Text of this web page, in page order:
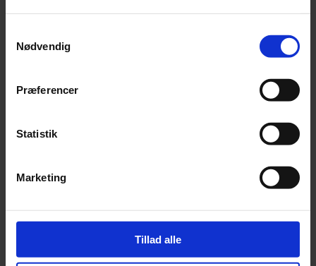
Nødvendig
Præferencer
Statistik
Marketing
Tillad alle
Tynn Silk Mohair
Alpaka
Alpaca 1
Betty
Eco Melange